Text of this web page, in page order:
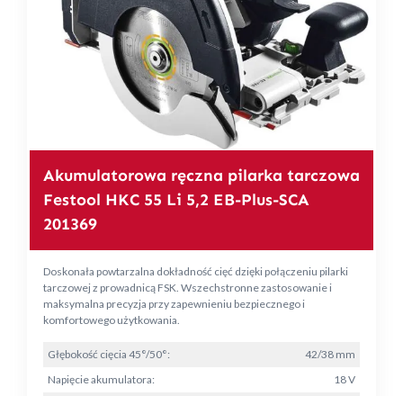
Akumulatorowa ręczna pilarka tarczowa
Festool HKC 55 Li 5,2 EB-Plus-SCA
201369
Doskonała powtarzalna dokładność cięć dzięki połączeniu pilarki
tarczowej z prowadnicą FSK. Wszechstronne zastosowanie i
maksymalna precyzja przy zapewnieniu bezpiecznego i
komfortowego użytkowania.
Głębokość cięcia 45°/50°:
42/38 mm
Napięcie akumulatora:
18 V